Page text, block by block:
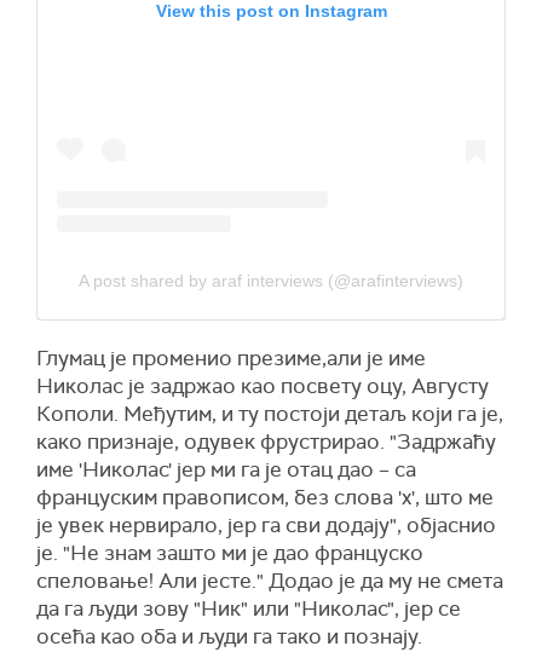
View this post on Instagram
A post shared by araf interviews (@arafinterviews)
Глумац је променио презиме,али је име
Николас је задржао као посвету оцу, Августу
Кополи. Међутим, и ту постоји детаљ који га је,
како признаје, одувек фрустрирао. "Задржаћу
име 'Николас' јер ми га је отац дао – са
француским правописом, без слова 'х', што ме
је увек нервирало, јер га сви додају", објаснио
је. "Не знам зашто ми је дао француско
спеловање! Али јесте." Додао је да му не смета
да га људи зову "Ник" или "Николас", јер се
осећа као оба и људи га тако и познају.